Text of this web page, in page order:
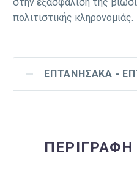
πολιτιστικής κληρονομιάς.
ΕΠΤΑΝΗΣΑΚΆ -